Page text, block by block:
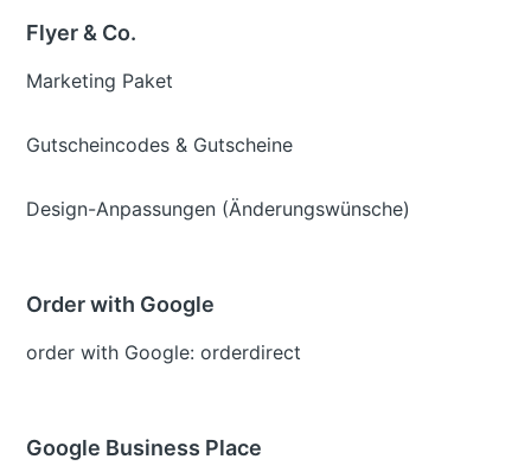
Flyer & Co.
Marketing Paket
Gutscheincodes & Gutscheine
Design-Anpassungen (Änderungswünsche)
Order with Google
order with Google: orderdirect
Google Business Place